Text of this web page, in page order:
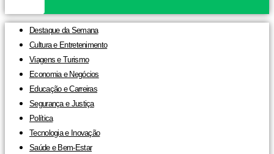
Destaque da Semana
Cultura e Entretenimento
Viagens e Turismo
Economia e Negócios
Educação e Carreiras
Segurança e Justiça
Política
Tecnologia e Inovação
Saúde e Bem-Estar